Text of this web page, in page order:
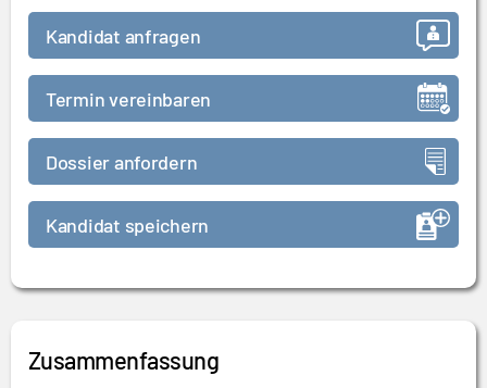
Kandidat anfragen
Termin vereinbaren
Dossier anfordern
Kandidat speichern
Zusammenfassung